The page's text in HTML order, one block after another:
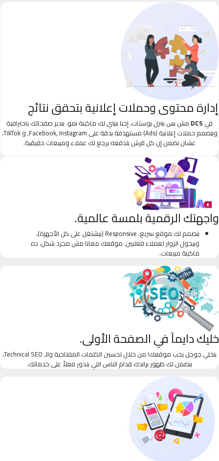
إدارة محتوى وحملات إعلانية بتحقق نتائج
في DCS مش بس بننزل بوستات، إحنا بنبني لك ماكينة نمو. بندير صفحاتك باحترافية
وبنصمم حملات إعلانية (Ads) مستهدفة بدقة على Facebook, Instagram, و TikTok،
عشان نضمن إن كل قرش بتدفعه يرجع لك عملاء ومبيعات حقيقية.
واجهتك الرقمية بلمسة عالمية.
بنصمم لك موقع سريع، Responsive (بيشتغل على كل الأجهزة)،
وبيحول الزوار لعملاء فعليين. موقعك معانا مش مجرد شكل، ده
ماكينة مبيعات.
خليك دايماً في الصفحة الأولى.
بنخلي جوجل يحب موقعك! من خلال تحسين الكلمات المفتاحية والـ Technical SEO،
بنضمن لك ظهور براندك قدام الناس اللي بتدور فعلاً على خدماتك.